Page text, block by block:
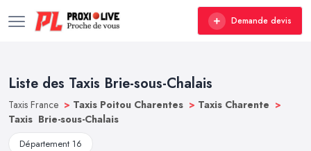
Demande devis
Liste des Taxis Brie-sous-Chalais
Taxis France > Taxis Poitou Charentes > Taxis Charente >
Taxis Brie-sous-Chalais
Département 16